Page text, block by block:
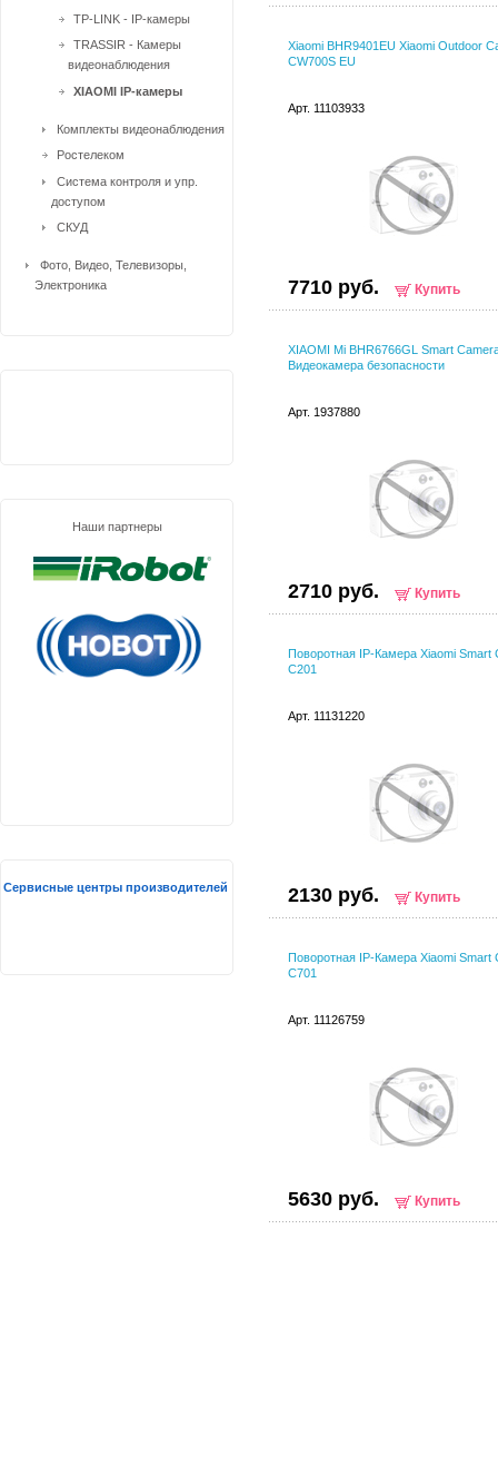
Xiaomi BHR9401EU Xiaomi Outdoor
CW700S EU
Арт. 11103933
7710 руб. Купить
XIAOMI Mi BHR6766GL Smart
Видеокамера безопасности
Арт. 1937880
2710 руб. Купить
Поворотная IP-Камера Xiaomi Smart
C201
Арт. 11131220
2130 руб. Купить
Поворотная IP-Камера Xiaomi Smart
C701
Арт. 11126759
5630 руб. Купить
TP-LINK - IP-камеры
TRASSIR - Камеры
видеонаблюдения
XIAOMI IP-камеры
Комплекты видеонаблюдения
Ростелеком
Система контроля и упр.
доступом
СКУД
Фото, Видео, Телевизоры,
Электроника
Наши партнеры
Сервисные центры производителей